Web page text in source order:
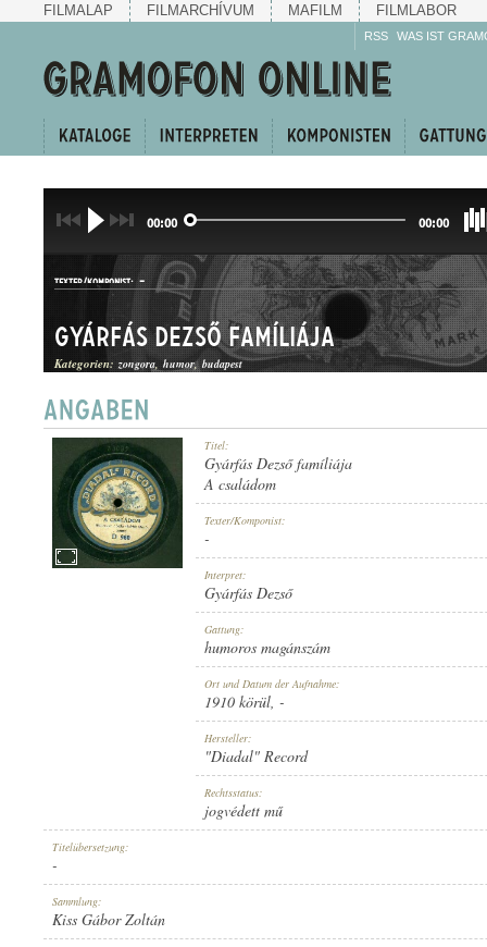
FILMALAP FILMARCHÍVUM MAFILM FILMLABOR
RSS WAS IST
00:00 00:00
TEXTER/KOMPONIST: -
HUMOROS MAGÁNSZÁM
1910 KÖRÜL
"DIADAL" RECORD
D 980
Gyárfás Dezső famíliája
Kategorien: zongora humor budapest
Titel:
Gyárfás Dezső famíliája
A családom
Texter/Komponist:
-
Interpret:
Gyárfás Dezső
Gattung:
humoros magánszám
Ort und Datum der Aufnahme:
1910 körül, -
Hersteller:
"Diadal" Record
Rechtsstatus:
jogvédett mű
Titelübersetzung:
-
Sammlung:
Kiss Gábor Zoltán